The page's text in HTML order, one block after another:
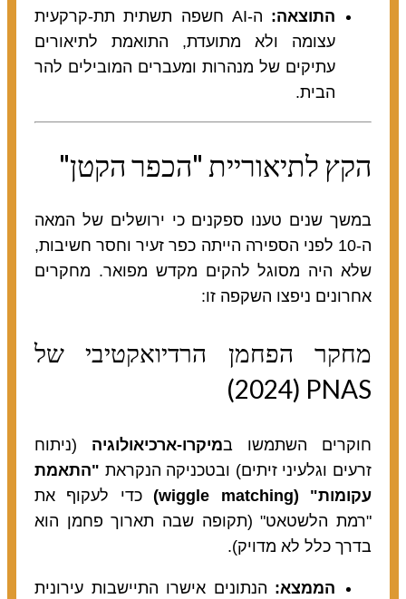
התוצאה:
ה-AI חשפה תשתית תת-קרקעית
עצומה ולא מתועדת, התואמת לתיאורים
עתיקים של מנהרות ומעברים המובילים להר
הבית.
הקץ לתיאוריית "הכפר הקטן"
במשך שנים טענו ספקנים כי ירושלים של המאה
ה-10 לפני הספירה הייתה כפר זעיר וחסר חשיבות,
שלא היה מסוגל להקים מקדש מפואר. מחקרים
אחרונים ניפצו השקפה זו:
מחקר הפחמן הרדיואקטיבי של
PNAS‏ (2024)
חוקרים השתמשו במיקרו-ארכיאולוגיה(ניתוח
זרעים וגלעיני זיתים) ובטכניקה הנקראת "התאמת
עקומות" (wiggle matching)
כדי לעקוף את
"רמת הלשטאט" (תקופה שבה תארוך פחמן הוא
בדרך כלל לא מדויק).
הממצא:הנתונים אישרו התיישבות עירונית